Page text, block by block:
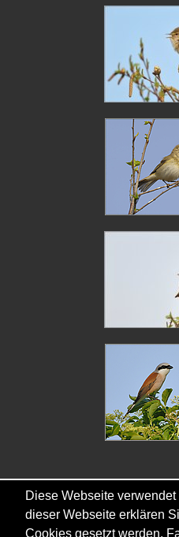
Copyright © - 2026 -
Diese Webseite
dieser Webseite erklären
Cookies gesetzt werden.